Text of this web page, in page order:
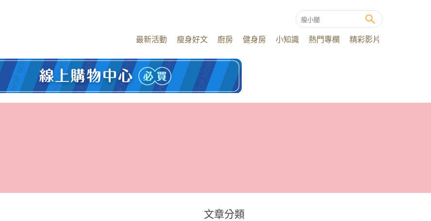
最新活動 瘦身好文 廚房 健身房 小知識 熱門專欄 精彩影片
文章分類